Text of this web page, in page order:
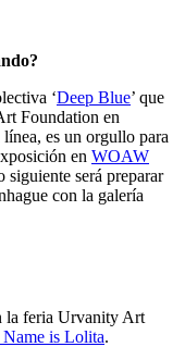
‘Deep Blue’ que
Foundation en
es un orgullo para
en WOAW
será preparar
con la galería
la feria Urvanity Art
is Lolita.